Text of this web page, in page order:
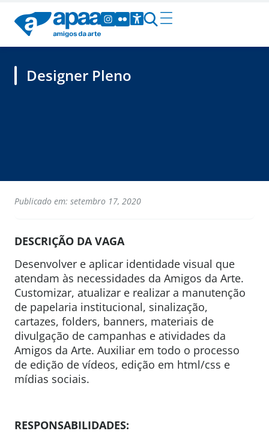
Designer Pleno
Publicado em: setembro 17, 2020
DESCRIÇÃO DA VAGA
Desenvolver e aplicar identidade visual que
atendam às necessidades da Amigos da Arte.
Customizar, atualizar e realizar a manutenção
de papelaria institucional, sinalização,
cartazes, folders, banners, materiais de
divulgação de campanhas e atividades da
Amigos da Arte. Auxiliar em todo o processo
de edição de vídeos, edição em html/css e
mídias sociais.
RESPONSABILIDADES: